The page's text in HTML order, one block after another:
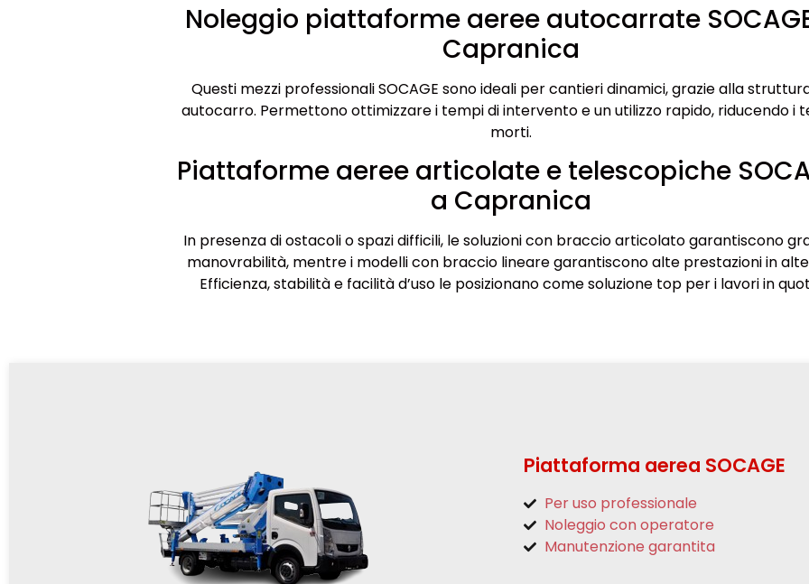
Noleggio piattaforme aeree autocarrate
Capranica
Questi mezzi professionali SOCAGE sono ideali per cantieri dinamici, grazie alla
autocarro. Permettono ottimizzare i tempi di intervento e un utilizzo rapido, riducendo i
morti.
Piattaforme aeree articolate e telescopiche
a Capranica
In presenza di ostacoli o spazi difficili, le soluzioni con braccio articolato garantiscono
manovrabilità, mentre i modelli con braccio lineare garantiscono alte prestazioni in
Efficienza, stabilità e facilità d’uso le posizionano come soluzione top per i lavori in
Piattaforma aerea SOCAGE
Per uso professionale
Noleggio con operatore
Manutenzione garantita